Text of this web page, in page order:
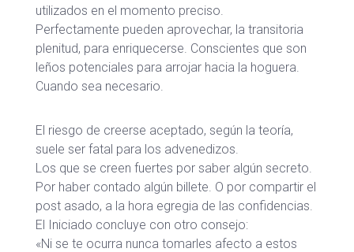
utilizados en el momento preciso.
Perfectamente pueden aprovechar, la transitoria
plenitud, para enriquecerse. Conscientes que son
leños potenciales para arrojar hacia la hoguera.
Cuando sea necesario.
El riesgo de creerse aceptado, según la teoría,
suele ser fatal para los advenedizos.
Los que se creen fuertes por saber algún secreto.
Por haber contado algún billete. O por compartir el
post asado, a la hora egregia de las confidencias.
El Iniciado concluye con otro consejo:
«Ni se te ocurra nunca tomarles afecto a estos